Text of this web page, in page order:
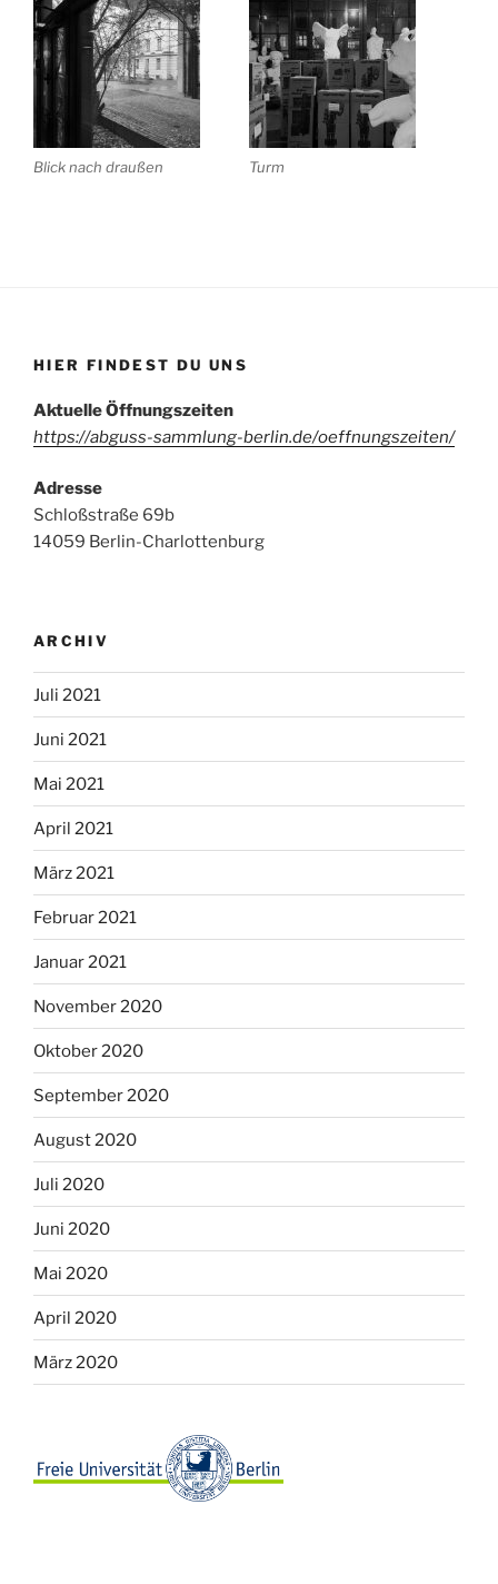
Blick nach draußen Turm
HIER FINDEST DU UNS
Aktuelle Öffnungszeiten
https://abguss-sammlung-berlin.de/oeffnungszeiten/
Adresse
Schloßstraße 69b
14059 Berlin-Charlottenburg
ARCHIV
Juli 2021
Juni 2021
Mai 2021
April 2021
März 2021
Februar 2021
Januar 2021
November 2020
Oktober 2020
September 2020
August 2020
Juli 2020
Juni 2020
Mai 2020
April 2020
März 2020